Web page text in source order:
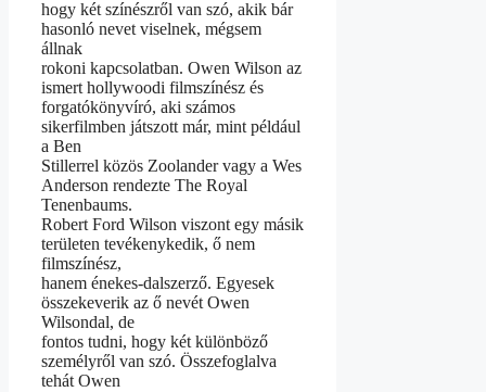
hogy két színészről van szó, akik bár
hasonló nevet viselnek, mégsem
állnak
rokoni kapcsolatban. Owen Wilson az
ismert hollywoodi filmszínész és
forgatókönyvíró, aki számos
sikerfilmben játszott már, mint például
a Ben
Stillerrel közös Zoolander vagy a Wes
Anderson rendezte The Royal
Tenenbaums.
Robert Ford Wilson viszont egy másik
területen tevékenykedik, ő nem
filmszínész,
hanem énekes-dalszerző. Egyesek
összekeverik az ő nevét Owen
Wilsondal, de
fontos tudni, hogy két különböző
személyről van szó. Összefoglalva
tehát Owen